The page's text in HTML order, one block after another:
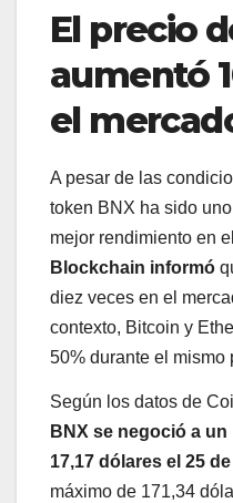
El precio
aumentó
el
A pesar de las
token BNX ha sido
mejor rendimiento en
Blockchain informó
diez veces en el
contexto, Bitcoin y
50% durante el mismo
Según los datos de
BNX se negoció a
17,17 dólares el 25
máximo de 171,34